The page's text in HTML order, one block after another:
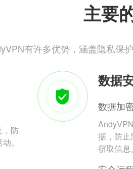
主要
有许多优势，涵盖隐私保
，防
。
数据
数据加
据，防
窃取信息。